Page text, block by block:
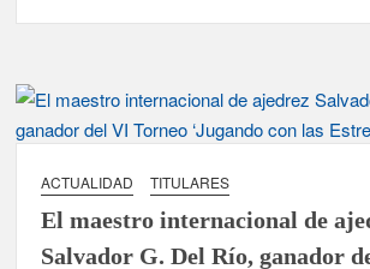
ACTUALIDAD TITULARES
El maestro internacional de
Salvador G. Del Río, ganador